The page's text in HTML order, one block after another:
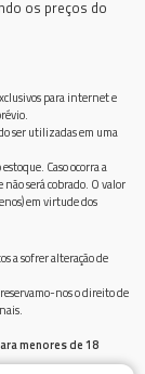
os preços do
para internet e
ser utilizadas em uma
Caso ocorra a
será cobrado. O valor
em virtude dos
a sofrer alteração de
nos o direito de
menores de 18